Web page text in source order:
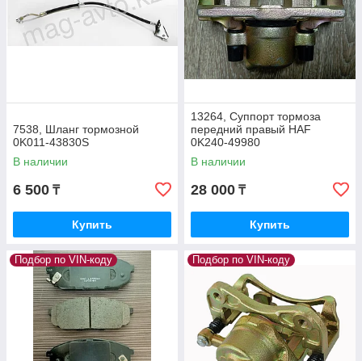
7538, Шланг тормозной
0K011-43830S
В наличии
6 500 ₸
Купить
13264, Суппорт тормоза
передний правый HAF
0K240-49980
В наличии
28 000 ₸
Купить
Подбор по VIN-коду Подбор по VIN-коду